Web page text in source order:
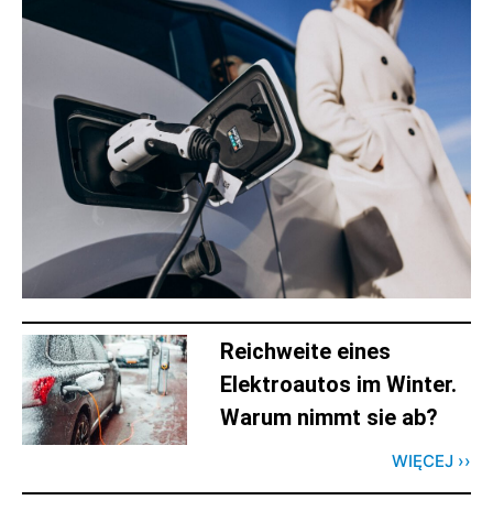
Reichweite eines
Elektroautos im Winter.
Warum nimmt sie ab?
WIĘCEJ ››